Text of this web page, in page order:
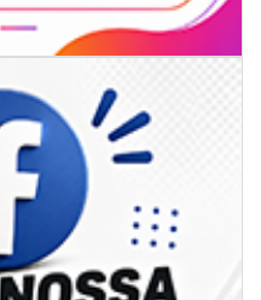
reúnem especialistas para